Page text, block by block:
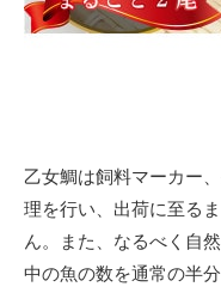
乙女鯛は飼料マーカー
理を行い、出荷に至る
ん。また、なるべく自
中の魚の数を通常の半